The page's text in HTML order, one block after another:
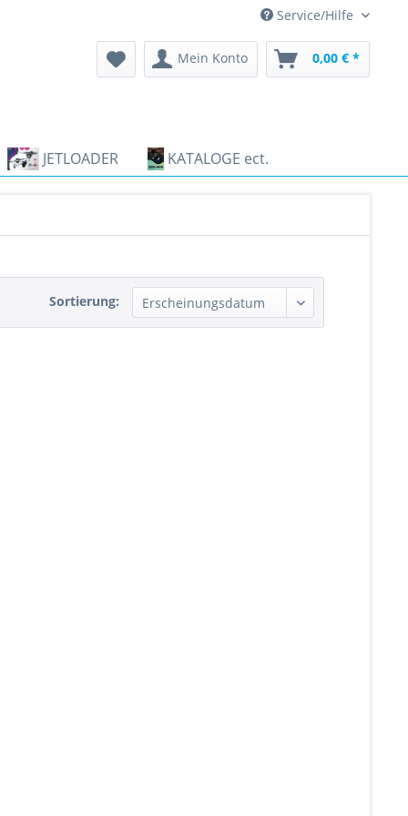
Service/Hilfe
Mein Konto 0,00 € *
JETLOADER KATALOGE ect.
Sortierung: